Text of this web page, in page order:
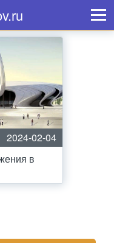
2024-02-04
в